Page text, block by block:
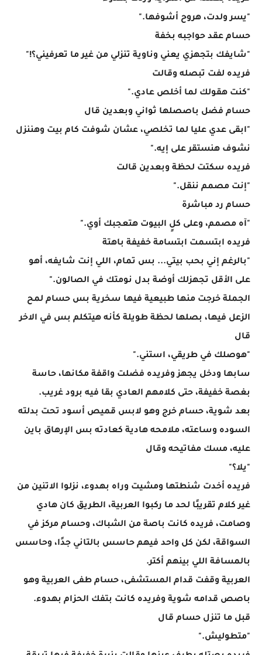
"يسر ولدت، هروح أشوفها."
حسام عقد حواجبه بخفة
"شايفك بتجهزي يعني وناوية تنزلي من غير ما تعرفيني؟!"
فريده لفت تبصله وقالت
"كنت هقولك لما أخلص عادي."
حسام فضل باصصلها ثواني وبعدين قال
"ابقى عدي عليا لما تخلصي، عشان شوفت كام بيت وهننزل
نشوف هنستقر على إيه."
فريده سكتت لحظة وبعدين قالت
"إنت مصمم ننقل."
حسام رد مباشرة
"آه مصمم، وعلى كلٍ البيوت هتعجبك أوي."
فريده ابتسمت ابتسامة خفيفة باهتة
"بالرغم إني بحب بيتي... بس تمام، اللي إنت شايفه، أهو
على الأقل تجهزلك أوضة بدل نومتك في الصالون."
الجملة خرجت منها طبيعية فيها سخرية بس حسام لمح
الزعل فيها، بصلها لحظة طويلة كأنه هيتكلم بس في الاخر
قال
"هوصلك في طريقي، استني."
سابها ودخل يجهز وفريده فضلت واقفة مكانها، حاسة
بغصة خفيفة، حتى كلامهم العادي بقا فيه برود غريب.
بعد شوية، حسام خرج وهو لابس قميص أسود تحت بدلته
السوده وساعته، ملامحه هادية كعادته بس الإرهاق باين
عليه، مسك مفاتيحه وقال
"يلا؟"
فريده أخدت شنطتها ومشيت وراه بهدوء، نزلوا الاتنين من
غير كلام تقريبًا لحد ما ركبوا العربية، الطريق كان هادي
وصامت، فريده كانت باصة من الشباك، وحسام مركز في
السواقة، لكن كل واحد فيهم حاسس بالتاني جدًا، وحاسس
بالمسافة اللي بينهم أكتر.
العربية وقفت قدام المستشفى، حسام طفى العربية وهو
باصص قدامه شوية وفريده كانت بتفك الحزام بهدوء.
قبل ما تنزل حسام قال
"متطوليش."